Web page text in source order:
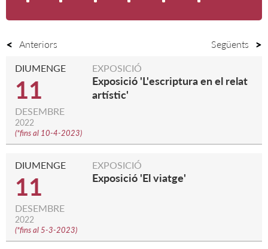
Anteriors Següents
DIUMENGE
11
DESEMBRE
2022
(*fins al 10-4-2023)
EXPOSICIÓ
Exposició 'L'escriptura en el relat
artístic'
DIUMENGE
11
DESEMBRE
2022
(*fins al 5-3-2023)
EXPOSICIÓ
Exposició 'El viatge'